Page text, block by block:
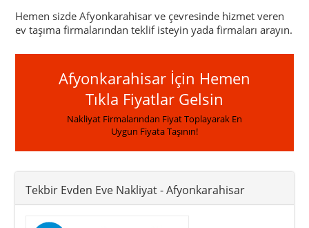
Hemen sizde Afyonkarahisar ve çevresinde hizmet veren
ev taşıma firmalarından teklif isteyin yada firmaları arayın.
Afyonkarahisar İçin Hemen
Tıkla Fiyatlar Gelsin
Nakliyat Firmalarından Fiyat Toplayarak En
Uygun Fiyata Taşının!
Tekbir Evden Eve Nakliyat- Afyonkarahisar